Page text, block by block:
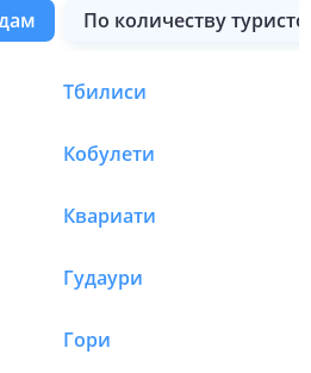
по количеству
Отели в Грузии в
Тбилиси
Кобулети
Квариати
Гудаури
Гори